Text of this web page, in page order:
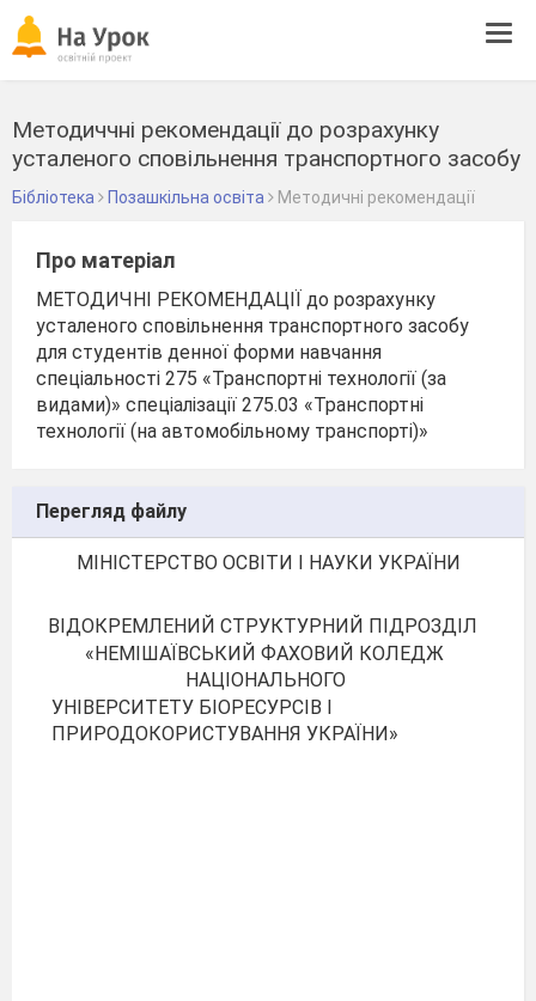
Методиччні рекомендації до розрахунку
усталеного сповільнення транспортного засобу
Бібліотека Позашкільна освіта Методичні рекомендації
Про матеріал
МЕТОДИЧНІ РЕКОМЕНДАЦІЇ до розрахунку
усталеного сповільнення транспортного засобу
для студентів денної форми навчання
спеціальності 275 «Транспортні технології (за
видами)» спеціалізації 275.03 «Транспортні
технології (на автомобільному транспорті)»
Перегляд файлу
МІНІСТЕРСТВО ОСВІТИ І НАУКИ УКРАЇНИ
ВІДОКРЕМЛЕНИЙ СТРУКТУРНИЙ ПІДРОЗДІЛ
«НЕМІШАЇВСЬКИЙ ФАХОВИЙ КОЛЕДЖ
НАЦІОНАЛЬНОГО
УНІВЕРСИТЕТУ БІОРЕСУРСІВ І
ПРИРОДОКОРИСТУВАННЯ УКРАЇНИ»